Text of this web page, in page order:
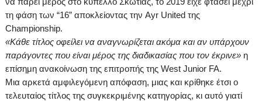
τη φάση των “16” αποκλείοντας την Ayr Unitedτης
Championship.
«Κάθε τίτλος οφείλει να αναγνωρίζεται ακόμα και αν υπάρχουν
παράγοντες που είναι μέρος της διαδικασίας που τον έκρινε»η
επίσημη ανακοίνωση της επιτροπής της West Junior FA.
Μια αρκετά αμφιλεγόμενη απόφαση, μιας και κρίθηκε έτσι ο
τελευταίος τίτλος της συγκεκριμένης κατηγορίας, κι αυτό γιατί